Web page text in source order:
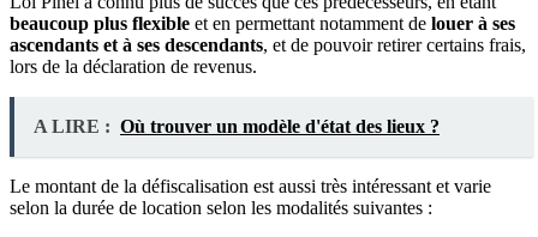
beaucoup plus flexible et en permettant notamment de louer à ses
ascendants et à ses descendants, et de pouvoir retirer certains frais,
lors de la déclaration de revenus.
A LIRE : Où trouver un modèle d'état des lieux ?
Le montant de la défiscalisation est aussi très intéressant et varie
selon la durée de location selon les modalités suivantes :